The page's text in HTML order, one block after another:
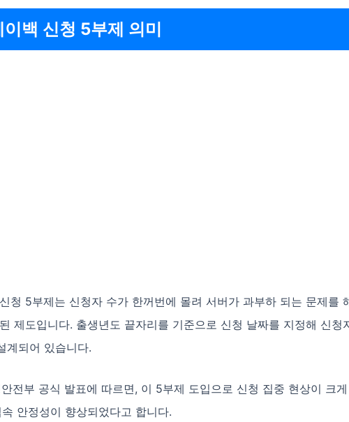
백 신청 5부제 의미
청 5부제는 신청자 수가 한꺼번에 몰려 서버가 과부하 되는 문제를
제도입니다. 출생년도 끝자리를 기준으로 신청 날짜를 지정해 신청
계되어 있습니다.
전부 공식 발표에 따르면, 이 5부제 도입으로 신청 집중 현상이 크
안정성이 향상되었다고 합니다.